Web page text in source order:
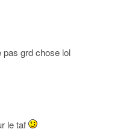
grd chose lol
le taf